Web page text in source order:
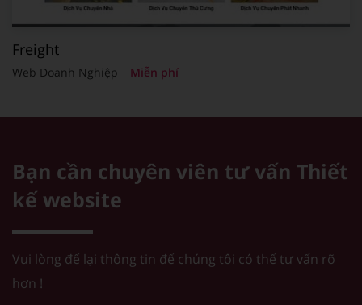
Freight
Web Doanh Nghiệp Miễn phí
Bạn cần chuyên viên tư vấn Thiết
kế website
Vui lòng để lại thông tin để chúng tôi có thể tư vấn rõ
hơn !